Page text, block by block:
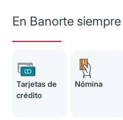
En Banorte
Tarjetas de
crédito
Nómina